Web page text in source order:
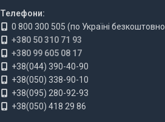
Телефони:
0 800 300 505 (по Україні
+380 50 310 71 93
+380 99 605 08 17
+38(044) 390-40-90
+38(050) 338-90-10
+38(095) 280-92-93
+38(050) 418 29 86